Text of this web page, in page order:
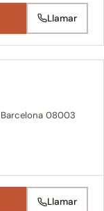
Llamar
08003
Llamar